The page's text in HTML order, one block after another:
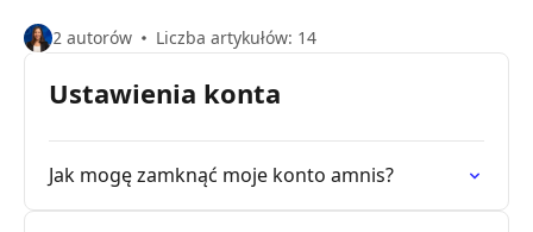
2 autorów Liczba artykułów: 14
Ustawienia konta
Jak mogę zamknąć moje konto amnis?